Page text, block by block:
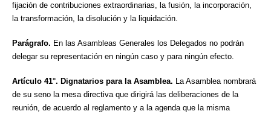
fijación de contribuciones extraordinarias, la fusión, la incorporación,
la transformación, la disolución y la liquidación.
Parágrafo. En las Asambleas Generales los Delegados no podrán
delegar su representación en ningún caso y para ningún efecto.
Artículo 41°. Dignatarios para la Asamblea. La Asamblea nombrará
de su seno la mesa directiva que dirigirá las deliberaciones de la
reunión, de acuerdo al reglamento y a la agenda que la misma